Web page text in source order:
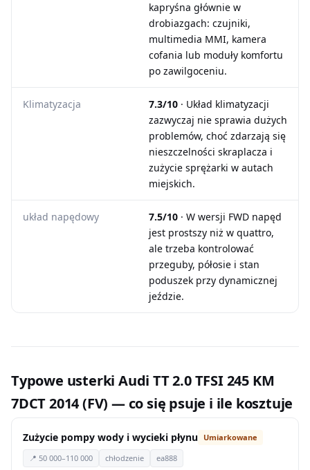
kapryśna głównie w
drobiazgach: czujniki,
multimedia MMI, kamera
cofania lub moduły komfortu
po zawilgoceniu.
Klimatyzacja 7.3/10 · Układ klimatyzacji
zazwyczaj nie sprawia dużych
problemów, choć zdarzają się
nieszczelności skraplacza i
zużycie sprężarki w autach
miejskich.
układ napędowy 7.5/10 · W wersji FWD napęd
jest prostszy niż w quattro,
ale trzeba kontrolować
przeguby, półosie i stan
poduszek przy dynamicznej
jeździe.
Typowe usterki Audi TT 2.0 TFSI 245 KM
7DCT 2014 (FV) — co się psuje i ile kosztuje
Zużycie pompy wody i wycieki płynu Umiarkowane
📍 50 000–110 000 chłodzenie ea888